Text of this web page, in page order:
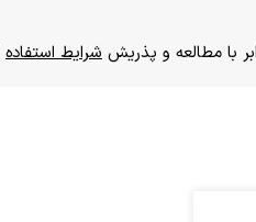
با مطالعه و پذریش شرایط استفاده